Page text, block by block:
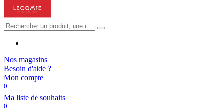
Nos magasins
Besoin d'aide ?
Mon compte
0
Ma liste de souhaits
0